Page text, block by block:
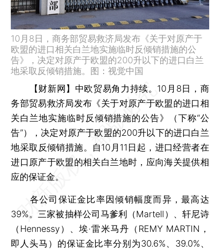
10月8日，商务部贸易救济局发布《关于对原产于
欧盟的进口相关白兰地实施临时反倾销措施的公
告》，决定对原产于欧盟的200升以下的进口白兰
地采取反倾销措施。图：视觉中国
【财新网】 中欧贸易角力持续。10月8日，商
务部贸易救济局发布《关于对原产于欧盟的进口相
关白兰地实施临时反倾销措施的公告》（下称“公
告”），决定对原产于欧盟的200升以下的进口白兰
地采取反倾销措施。自10月11日起，进口经营者在
进口原产于欧盟的相关白兰地时，应向海关提供相
应的保证金。
各公司保证金比率因倾销幅度而异，最高达
39%。三家被抽样公司马爹利（Martell）、轩尼诗
（Hennessy）、埃·雷米马丹（REMY MARTIN，
即人头马）的保证金比率分别为30.6%、39.0%、